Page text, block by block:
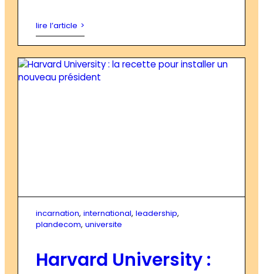
lire l’article
incarnation, international, leadership
plandecom, universite
Harvard University :